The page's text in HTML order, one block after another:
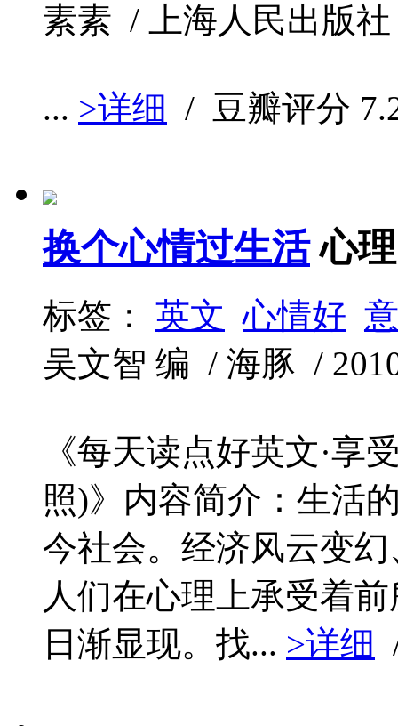
素素 / 上海人民出版
... >详细 / 豆瓣评分
换个心情过生活 心
标签： 英文 心情好
吴文智 编 / 海豚 /
《每天读点好英文·享
照)》内容简介：生活
今社会。经济风云变
人们在心理上承受着
日渐显现。找... >详细